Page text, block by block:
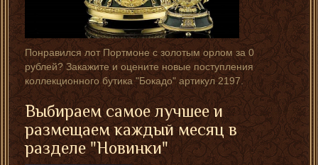
Понравился лот Портмоне с золотым орлом за 0
рублей? Закажите и оцените новые поступления
коллекционного бутика "Бокадо" артикул 2197.
Выбираем самое лучшее и
размещаем каждый месяц в
разделе "Новинки"